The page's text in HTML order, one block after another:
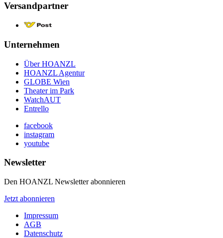
Versandpartner
Unternehmen
Über HOANZL
HOANZL Agentur
GLOBE Wien
Theater im Park
WatchAUT
Entrello
facebook
instagram
youtube
Newsletter
Den HOANZL Newsletter abonnieren
Jetzt abonnieren
Impressum
AGB
Datenschutz